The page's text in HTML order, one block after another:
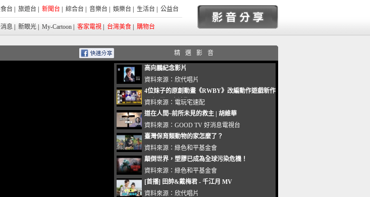
台 旅遊台 新聞台 綜合台 音樂台 娛樂台 生活台 公益台
息 新眼光 My-Cartoon 客家電視 台灣美食 購物台
精選影音
高向鵬紀念影片
資料來源： 欣代唱片
4位妹子的原創動畫《RWBY》改編動作遊戲新作
曝光_電玩宅速配20221102
資料來源： 電玩宅速配
道在人間~前所未見的救主 | 胡維華
資料來源： GOOD TV 好消息電視台
臺灣保育類動物的家怎麼了？
資料來源： 綠色和平基金會
顛倒世界，塑膠已成為全球污染危機！
資料來源： 綠色和平基金會
[首播] 田帥&戴梅君 - 千江月 MV
資料來源： 欣代唱片